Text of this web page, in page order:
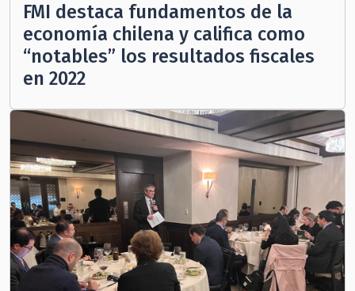
FMI destaca fundamentos de la
economía chilena y califica como
“notables” los resultados fiscales
en 2022